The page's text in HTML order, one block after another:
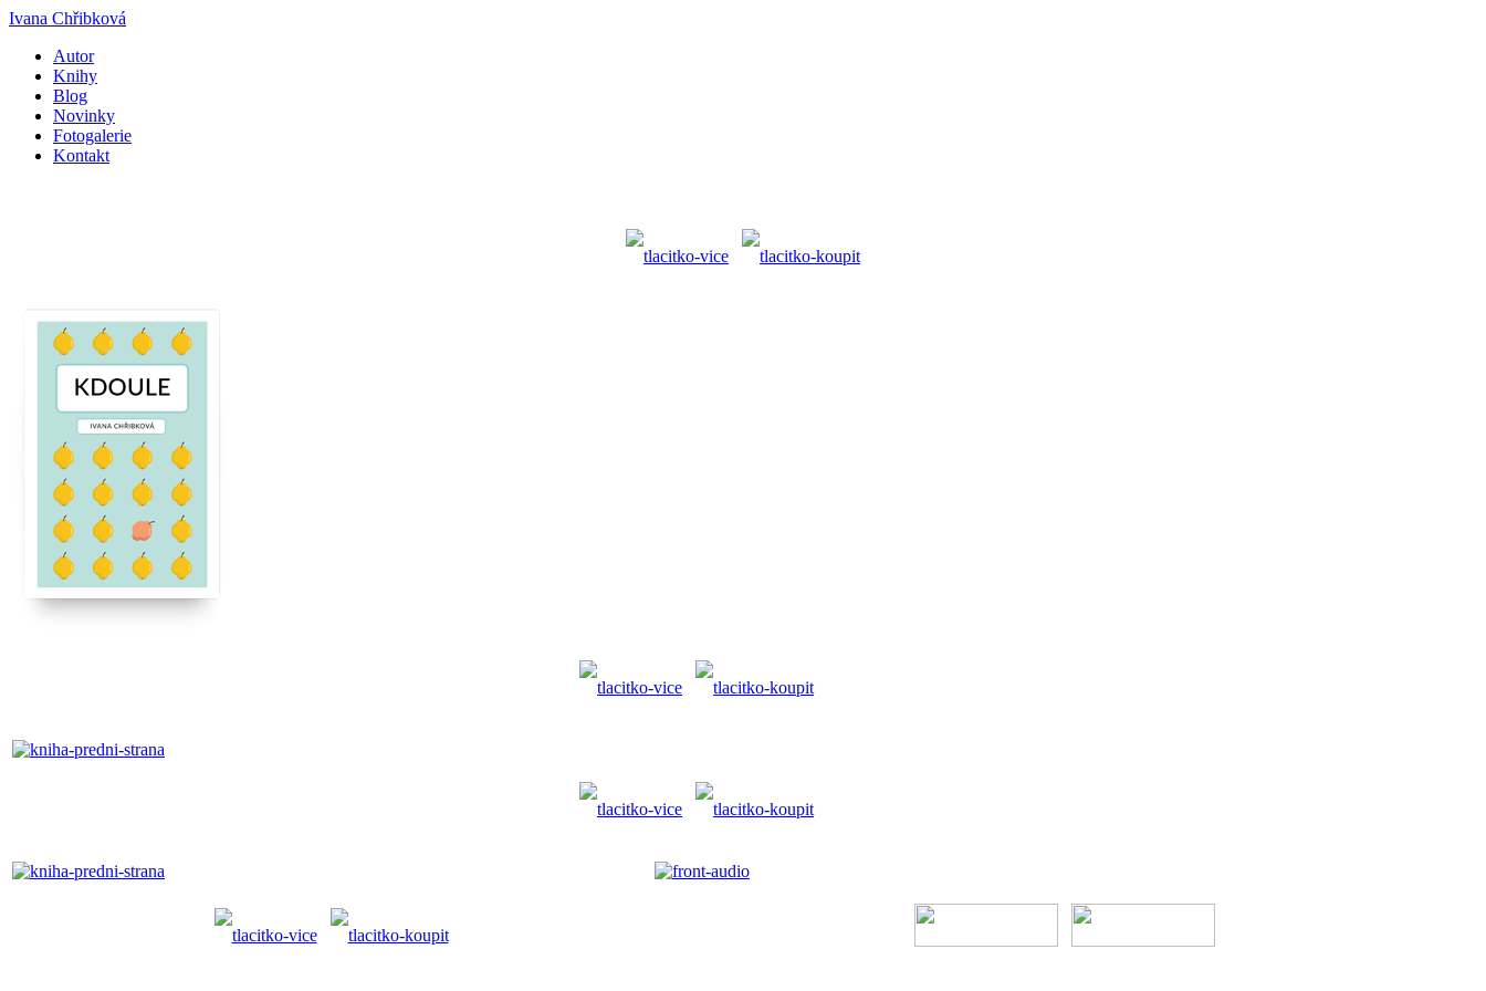
Ivana Chřibková
Autor
Knihy
Blog
Novinky
Fotogalerie
Kontakt